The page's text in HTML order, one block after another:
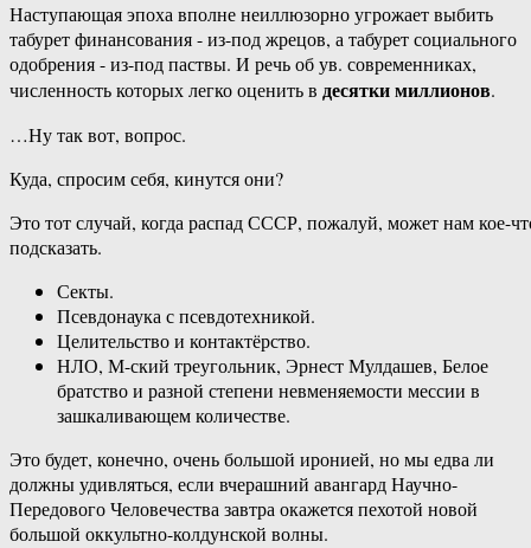
Наступающая‏ ‎эпоха‏ ‎вполне ‎неиллюзорно ‎угрожает ‎выбить‏
‎табурет ‎финансования‏ ‎- ‎из-под‏ ‎жрецов,‏ ‎а‏ ‎табурет ‎социального‏
‎одобрения ‎- ‎из-под ‎паствы.‏ ‎И ‎речь‏ ‎об‏ ‎ув.‏ ‎современниках,
‎численность ‎которых ‎легко ‎оценить‏ ‎в ‎ десятки ‎миллионов.
…Ну‏ ‎так‏ ‎вот, ‎вопрос.
Куда,‏ ‎спросим ‎себя, ‎кинутся ‎они?
Это‏ ‎тот ‎случай, ‎когда‏ ‎распад‏ ‎СССР, ‎пожалуй,‏ ‎может ‎нам‏ ‎кое-что
‎подсказать.
Секты.
Псевдонаука ‎с ‎псевдотехникой.
Целительство ‎и‏ ‎контактёрство.
НЛО,‏ ‎М-ский‏ ‎треугольник, ‎Эрнест‏ ‎Мулдашев, ‎Белое‏
‎братство и ‎разной‏ ‎степени‏ ‎невменяемости ‎мессии‏ ‎в
‎зашкаливающем ‎количестве.
Это ‎будет, ‎конечно,‏ ‎очень ‎большой‏ ‎иронией,‏ ‎но‏ ‎мы ‎едва ‎ли
‎должны‏ ‎удивляться, ‎если‏ ‎вчерашний ‎авангард‏ ‎Научно-
Передового‏ ‎Человечества‏ ‎завтра ‎окажется ‎пехотой ‎новой
‎большой ‎оккультно-колдунской ‎волны.